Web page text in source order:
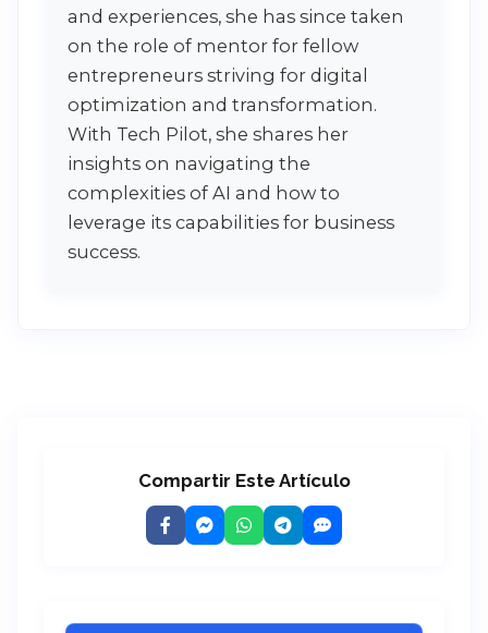
and experiences, she has since taken
on the role of mentor for fellow
entrepreneurs striving for digital
optimization and transformation.
With Tech Pilot, she shares her
insights on navigating the
complexities of AI and how to
leverage its capabilities for business
success.
Compartir Este Artículo